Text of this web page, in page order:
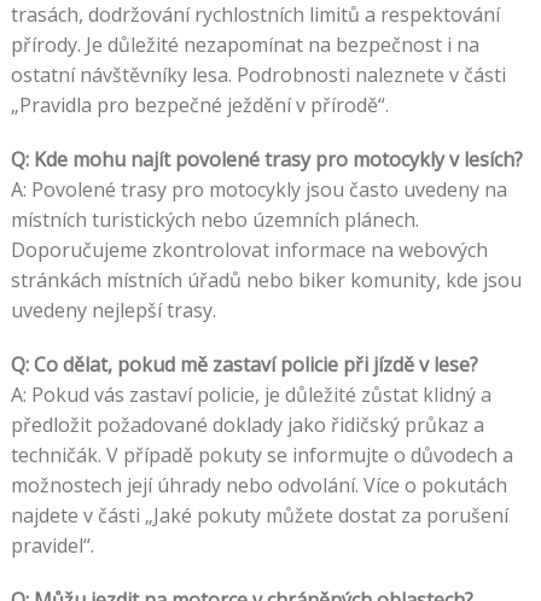
trasách, dodržování rychlostních limitů a respektování
přírody. Je důležité nezapomínat na bezpečnost i na
ostatní návštěvníky lesa. Podrobnosti naleznete v části
„Pravidla pro bezpečné ježdění v přírodě“.
Q: Kde mohu najít povolené trasy pro motocykly v lesích?
A: Povolené trasy pro motocykly jsou často uvedeny na
místních turistických nebo územních plánech.
Doporučujeme zkontrolovat informace na webových
stránkách místních úřadů nebo biker komunity, kde jsou
uvedeny nejlepší trasy.
Q: Co dělat, pokud mě zastaví policie při jízdě v lese?
A: Pokud vás zastaví policie, je důležité zůstat klidný a
předložit požadované doklady jako řidičský průkaz a
techničák. V případě pokuty se informujte o důvodech a
možnostech její úhrady nebo odvolání. Více o pokutách
najdete v části „Jaké pokuty můžete dostat za porušení
pravidel“.